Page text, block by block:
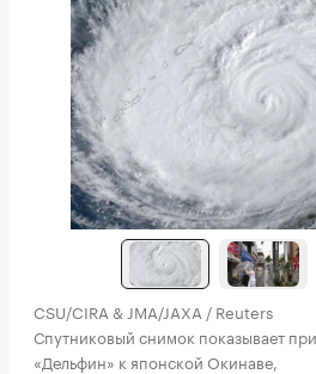
CSU/CIRA & JMA/JAXA / Reuters
Спутниковый снимок показывает
«Дельфин» к японской Окинаве,